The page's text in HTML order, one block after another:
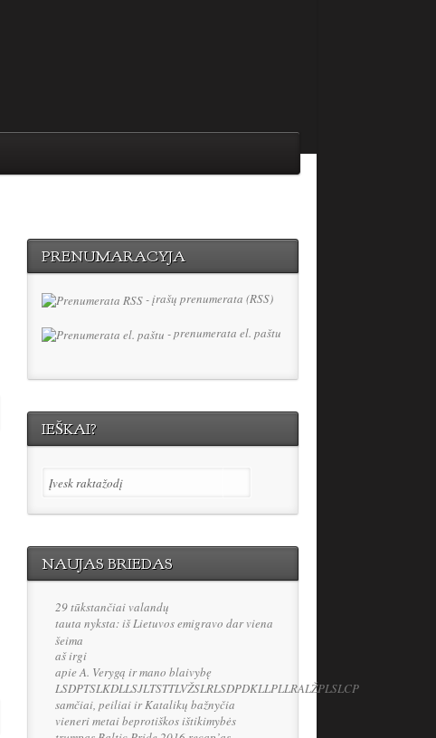
PRENUMARACYJA
- įrašų prenumerata (RSS)
- prenumerata el. paštu
IEŠKAI?
NAUJAS BRIEDAS
29 tūkstančiai valandų
tauta nyksta: iš Lietuvos emigravo dar viena
šeima
aš irgi
apie A. Verygą ir mano blaivybę
LSDPTSLKDLLSJLTSTTLVŽSLRLSDPDKLLPLLRALŽPLSLCP
samčiai, peiliai ir Katalikų bažnyčia
vieneri metai beprotiškos ištikimybės